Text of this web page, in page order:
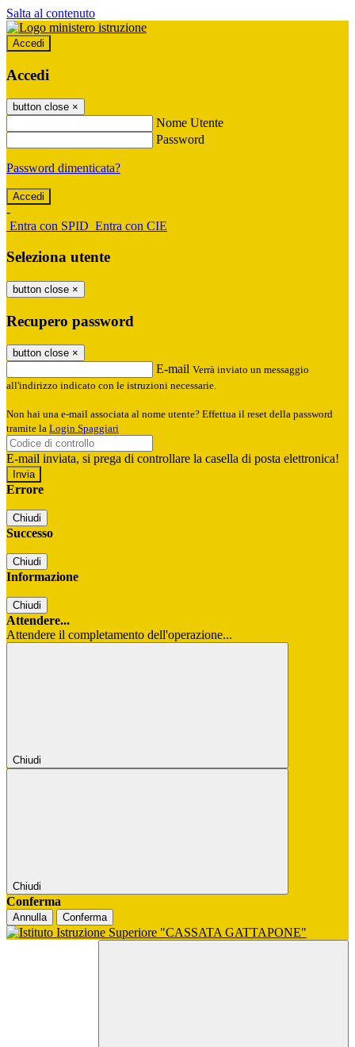
Salta al contenuto
Accedi
Accedi
button close ×
Nome Utente
Password
Password dimenticata?
-
Entra con SPID Entra con CIE
Seleziona utente
button close ×
Recupero password
button close ×
E-mail Verrà inviato un messaggio
all'indirizzo indicato con le istruzioni necessarie.
Non hai una e-mail associata al nome utente? Effettua il reset della password
tramite la Login Spaggiari
E-mail inviata, si prega di controllare la casella di posta elettronica!
Errore
Chiudi
Successo
Chiudi
Informazione
Chiudi
Attendere...
Attendere il completamento dell'operazione...
Chiudi
Chiudi
Conferma
Annulla Conferma